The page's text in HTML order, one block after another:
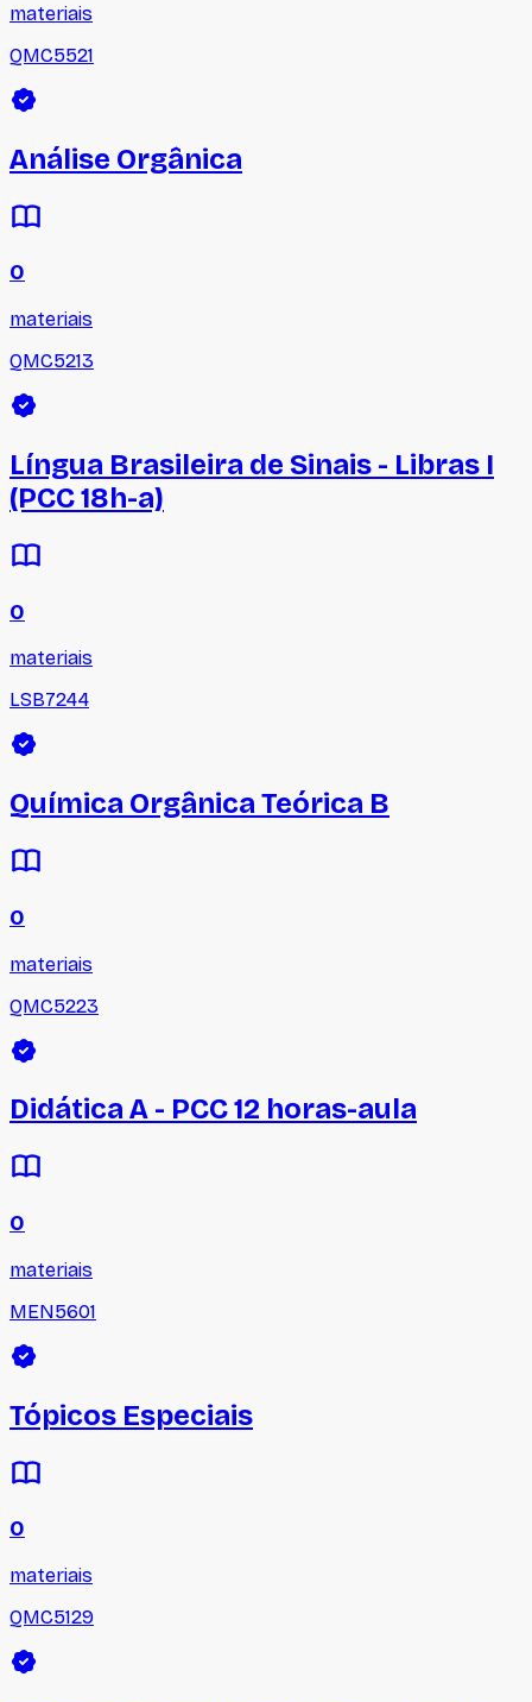
materiais
QMC5521
Análise Orgânica
0
materiais
QMC5213
Língua Brasileira de Sinais - Libras I
(PCC 18h-a)
0
materiais
LSB7244
Química Orgânica Teórica B
0
materiais
QMC5223
Didática A - PCC 12 horas-aula
0
materiais
MEN5601
Tópicos Especiais
0
materiais
QMC5129